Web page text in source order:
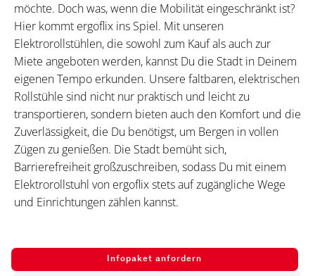
möchte. Doch was, wenn die Mobilität eingeschränkt ist?
Hier kommt ergoflix ins Spiel. Mit unseren
Elektrorollstühlen, die sowohl zum Kauf als auch zur
Miete angeboten werden, kannst Du die Stadt in Deinem
eigenen Tempo erkunden. Unsere faltbaren, elektrischen
Rollstühle sind nicht nur praktisch und leicht zu
transportieren, sondern bieten auch den Komfort und die
Zuverlässigkeit, die Du benötigst, um Bergen in vollen
Zügen zu genießen. Die Stadt bemüht sich,
Barrierefreiheit großzuschreiben, sodass Du mit einem
Elektrorollstuhl von ergoflix stets auf zugängliche Wege
und Einrichtungen zählen kannst.
Infopaket anfordern